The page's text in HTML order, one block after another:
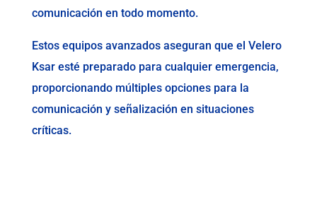
comunicación en todo momento.
Estos equipos avanzados aseguran que el Velero
Ksar esté preparado para cualquier emergencia,
proporcionando múltiples opciones para la
comunicación y señalización en situaciones
críticas.